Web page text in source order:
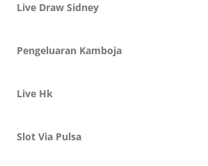
Live Draw Sidney
Pengeluaran Kamboja
Live Hk
Slot Via Pulsa